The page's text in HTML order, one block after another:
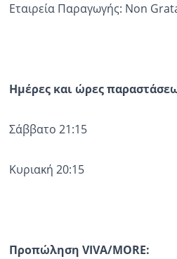
Εταιρεία Παραγωγής: Non
Ημέρες και ώρες
Σάββατο 21:15
Κυριακή 20:15
Προπώληση VIVA/MORE: